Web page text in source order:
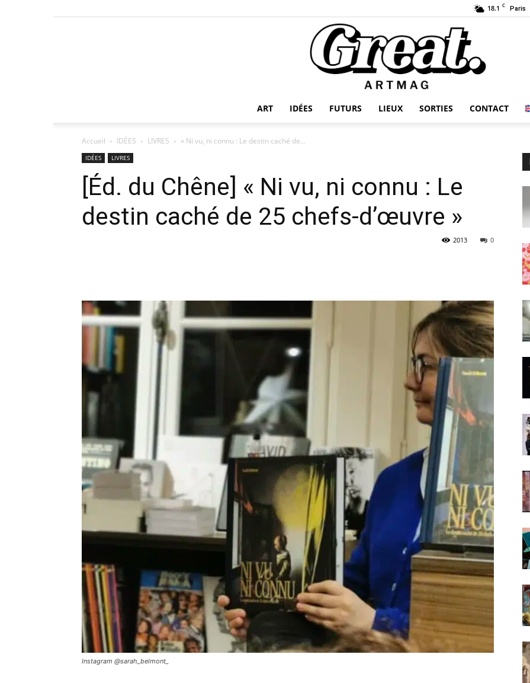
18.1 C Paris
ART IDÉES FUTURS LIEUX SORTIES CONTACT
Accueil IDÉES LIVRES « Ni vu, ni connu : Le destin caché de...
IDÉES LIVRES
[Éd. du Chêne] « Ni vu, ni connu : Le
destin caché de 25 chefs-d’œuvre »
0
2013
Instagram @sarah_belmont_